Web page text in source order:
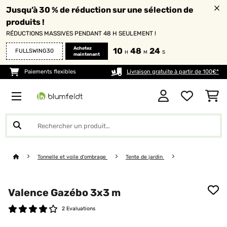
Jusqu’à 30 % de réduction sur une sélection de
produits !
RÉDUCTIONS MASSIVES PENDANT 48 H SEULEMENT !
FULLSWING30
Achetez
maintenant
10 H 48 M 24 S
Paiements flexibles Livraison gratuite à partir de 100€*
Tonnelle et voile d'ombrage Tente de jardin
Valence Gazébo 3x3 m
2 Evaluations